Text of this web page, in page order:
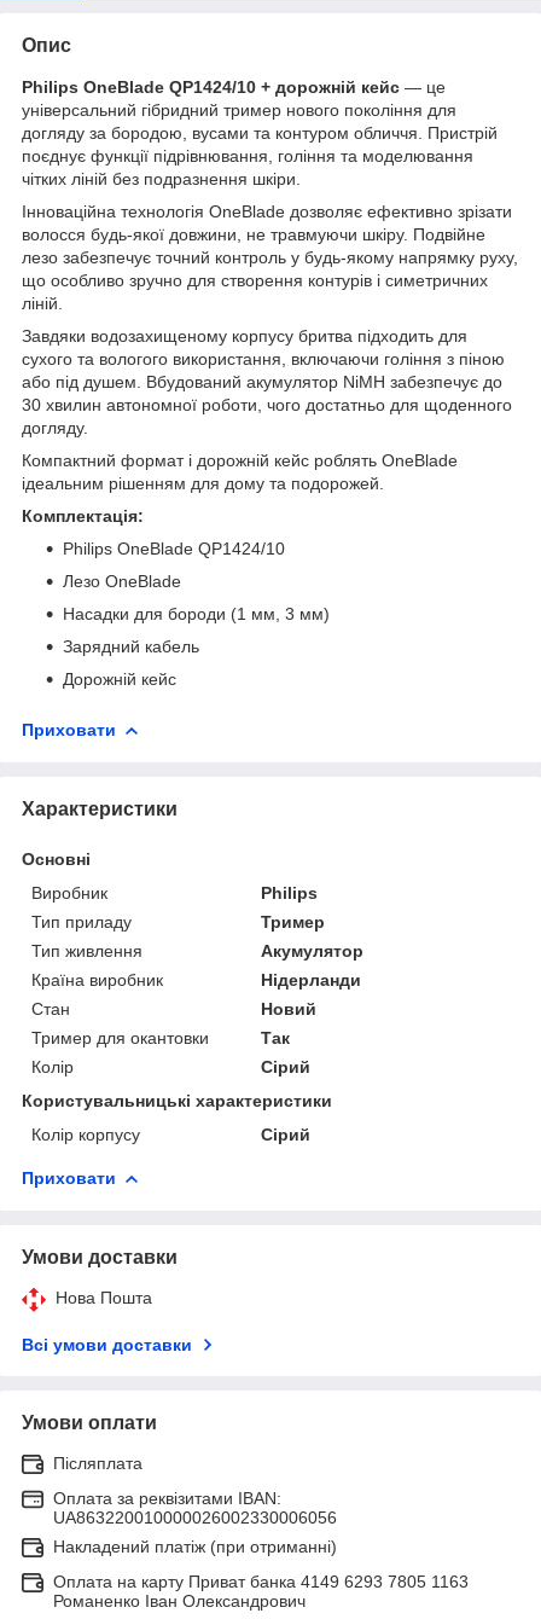
Опис
Philips OneBlade QP1424/10 + дорожній кейс — це
універсальний гібридний тример нового покоління для
догляду за бородою, вусами та контуром обличчя. Пристрій
поєднує функції підрівнювання, гоління та моделювання
чітких ліній без подразнення шкіри.
Інноваційна технологія OneBlade дозволяє ефективно зрізати
волосся будь-якої довжини, не травмуючи шкіру. Подвійне
лезо забезпечує точний контроль у будь-якому напрямку руху,
що особливо зручно для створення контурів і симетричних
ліній.
Завдяки водозахищеному корпусу бритва підходить для
сухого та вологого використання, включаючи гоління з піною
або під душем. Вбудований акумулятор NiMH забезпечує до
30 хвилин автономної роботи, чого достатньо для щоденного
догляду.
Компактний формат і дорожній кейс роблять OneBlade
ідеальним рішенням для дому та подорожей.
Комплектація:
Philips OneBlade QP1424/10
Лезо OneBlade
Насадки для бороди (1 мм, 3 мм)
Зарядний кабель
Дорожній кейс
Приховати
Характеристики
Основні
Виробник
Philips
Тип приладу
Тример
Тип живлення
Акумулятор
Країна виробник
Нідерланди
Стан
Новий
Тример для окантовки
Так
Колір
Сірий
Користувальницькі характеристики
Колір корпусу
Сірий
Приховати
Умови доставки
Нова Пошта
Всі умови доставки
Умови оплати
Післяплата
Оплата за реквізитами IBAN:
UA863220010000026002330006056
Накладений платіж (при отриманні)
Оплата на карту Приват банка 4149 6293 7805 1163
Романенко Іван Олександрович